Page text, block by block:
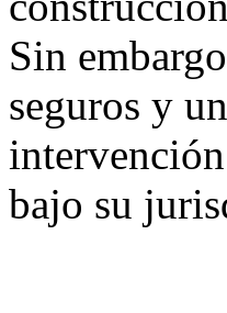
Sin
seguros y
bajo su